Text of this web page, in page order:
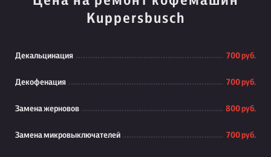
Kuppersbusch
Декальцинация 700 руб.
Декофенация 700 руб.
Замена жерновов 800 руб.
Замена микровыключателей 700 руб.